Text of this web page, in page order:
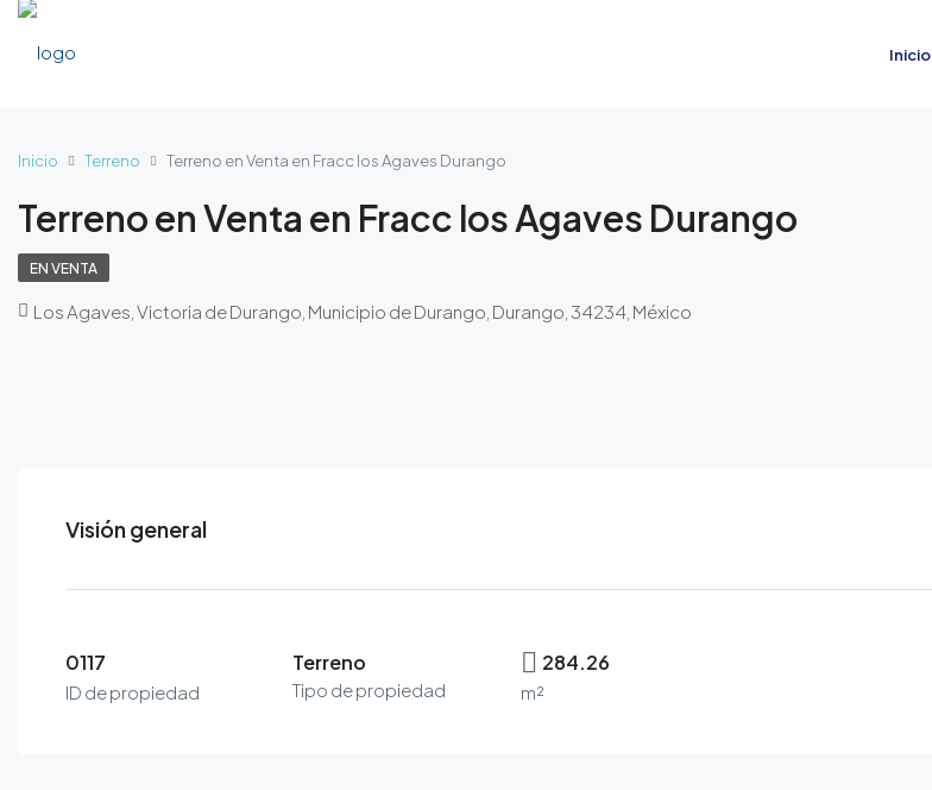
Inicio
Inicio Terreno Terreno en Venta en Fracc los Agaves Durango
Terreno en Venta en Fracc los Agaves Durango
EN VENTA
Los Agaves, Victoria de Durango, Municipio de Durango, Durango, 34234, México
Visión general
0117
ID de propiedad
Terreno
Tipo de propiedad
284.26
m²